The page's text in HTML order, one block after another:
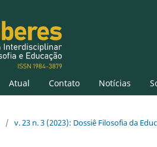
Atual Contato Notícias
/ v. 23 n. 3 (2023): Dossiê Filosofia da